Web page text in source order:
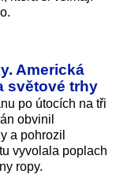
Americká
světové trhy
po útocích na tři
obvinil
a pohrozil
vyvolala poplach
ropy.